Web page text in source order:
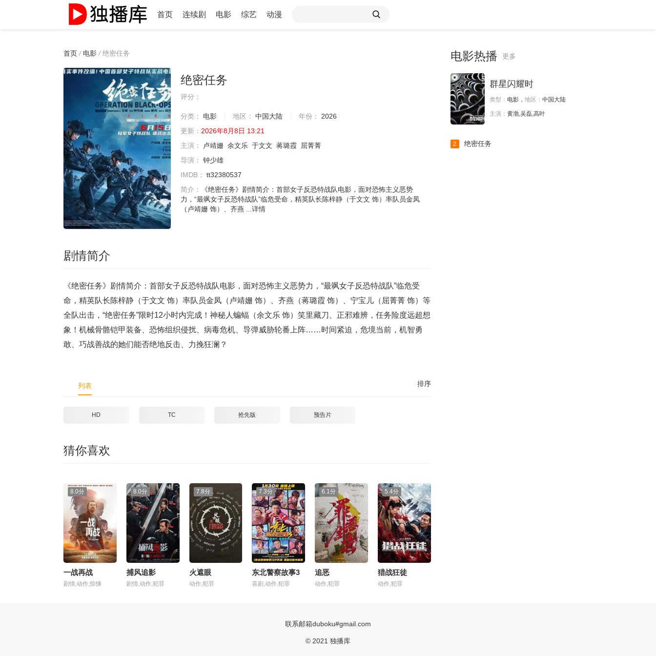
首页 连续剧 电影 综艺 动漫
首页 / 电影 / 绝密任务
绝密任务
评分：
分类： 电影 地区： 中国大陆 年份：
2026
更新： 2026年8月8日 13:21
主演：
卢靖姗 余文乐 于文文 蒋璐霞
屈菁菁
导演：
钟少雄
IMDB：
tt32380537
简介：
《绝密任务》剧情简介：首部女子反恐特战队电影，面对恐怖主义恶势
力，“最飒女子反恐特战队”临危受命，精英队长陈梓静（于文文 饰）率队员金凤
（卢靖姗 饰）、齐燕 ... 详情
剧情简介
《绝密任务》剧情简介：首部女子反恐特战队电影，面对恐怖主义恶势力，“最飒女子反恐特战队”临危受
命，精英队长陈梓静（于文文 饰）率队员金凤（卢靖姗 饰）、齐燕（蒋璐霞 饰）、宁宝儿（屈菁菁 饰）等
全队出击，“绝密任务”限时12小时内完成！神秘人蝙蝠（余文乐 饰）笑里藏刀、正邪难辨，任务险度远超想
象！机械骨骼铠甲装备、恐怖组织侵扰、病毒危机、导弹威胁轮番上阵……时间紧迫，危境当前，机智勇
敢、巧战善战的她们能否绝地反击、力挽狂澜？
排序
列表
HD TC 抢先版 预告片
猜你喜欢
8.0分
一战再战
剧情,动作,惊悚
8.0分
捕风追影
剧情,动作,犯罪
7.8分
火遮眼
动作,犯罪
7.3分
东北警察故事3
喜剧,动作,犯罪
6.1分
追恶
动作,犯罪
5.4分
猎战狂徒
动作,犯罪
电影热播 更多
群星闪耀时
类型： 电影， 地区： 中国大陆
主演： 黄渤,吴磊,高叶
2 绝密任务
联系邮箱duboku#gmail.com
© 2021 独播库